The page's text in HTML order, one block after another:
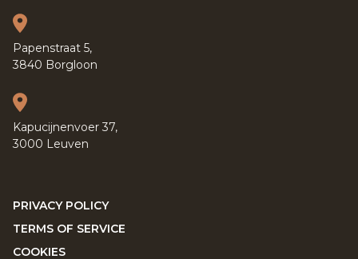
Papenstraat 5,
3840 Borgloon
Kapucijnenvoer 37,
3000 Leuven
PRIVACY POLICY
TERMS OF SERVICE
COOKIES